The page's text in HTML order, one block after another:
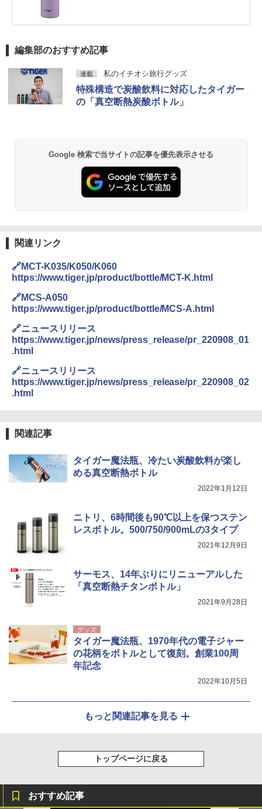
編集部のおすすめ記事
連載 私のイチオシ旅行グッズ
特殊構造で炭酸飲料に対応したタイガー
の「真空断熱炭酸ボトル」
Google 検索で当サイトの記事を優先表示させる
関連リンク
🔗MCT-K035/K050/K060
https://www.tiger.jp/product/bottle/MCT-K.html
🔗MCS-A050
https://www.tiger.jp/product/bottle/MCS-A.html
🔗ニュースリリース
https://www.tiger.jp/news/press_release/pr_220908_01
.html
🔗ニュースリリース
https://www.tiger.jp/news/press_release/pr_220908_02
.html
関連記事
タイガー魔法瓶、冷たい炭酸飲料が楽し
める真空断熱ボトル
2022年1月12日
ニトリ、6時間後も90℃以上を保つステン
レスボトル。500/750/900mLの3タイプ
2021年12月9日
サーモス、14年ぶりにリニューアルした
「真空断熱チタンボトル」
2021年9月28日
グッズ
タイガー魔法瓶、1970年代の電子ジャー
の花柄をボトルとして復刻。創業100周
年記念
2022年10月5日
もっと関連記事を見る
トップページに戻る
おすすめ記事